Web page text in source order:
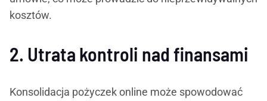
kosztów.
2. Utrata kontroli nad finansami
Konsolidacja pożyczek online może spowodować